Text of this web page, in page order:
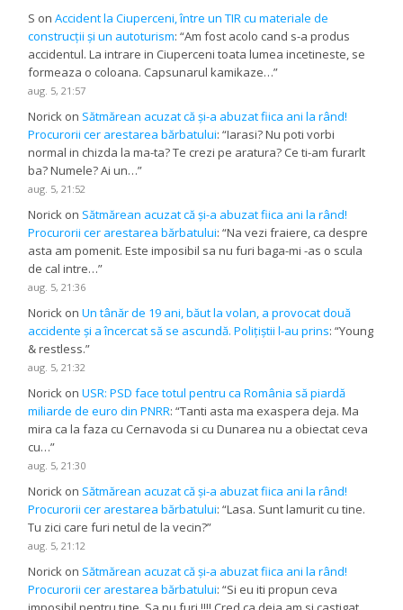
S onAccident la Ciuperceni, între un TIR cu materiale de
construcții și un autoturism: “Am fost acolo cand s-a produs
accidentul. La intrare in Ciuperceni toata lumea incetineste, se
formeaza o coloana. Capsunarul kamikaze…”
aug. 5, 21:57
Norick on Sătmărean acuzat că și-a abuzat fiica ani la rând!
Procurorii cer arestarea bărbatului: “Iarasi? Nu poti vorbi
normal in chizda la ma-ta? Te crezi pe aratura? Ce ti-am furarlt
ba? Numele? Ai un…”
aug. 5, 21:52
Norick on Sătmărean acuzat că și-a abuzat fiica ani la rând!
Procurorii cer arestarea bărbatului: “Na vezi fraiere, ca despre
asta am pomenit. Este imposibil sa nu furi baga-mi -as o scula
de cal intre…”
aug. 5, 21:36
Norick onUn tânăr de 19 ani, băut la volan, a provocat două
accidente și a încercat să se ascundă. Polițiștii l-au prins: “Young
& restless.”
aug. 5, 21:32
Norick onUSR: PSD face totul pentru ca România să piardă
miliarde de euro din PNRR: “Tanti asta ma exaspera deja. Ma
mira ca la faza cu Cernavoda si cu Dunarea nu a obiectat ceva
cu…”
aug. 5, 21:30
Norick on Sătmărean acuzat că și-a abuzat fiica ani la rând!
Procurorii cer arestarea bărbatului: “Lasa. Sunt lamurit cu tine.
Tu zici care furi netul de la vecin?”
aug. 5, 21:12
Norick on Sătmărean acuzat că și-a abuzat fiica ani la rând!
Procurorii cer arestarea bărbatului: “Si eu iti propun ceva